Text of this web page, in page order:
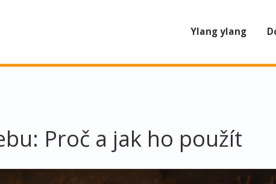
Ylang ylang
Proč a jak ho použít